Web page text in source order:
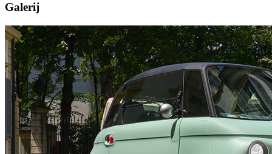
Galerij